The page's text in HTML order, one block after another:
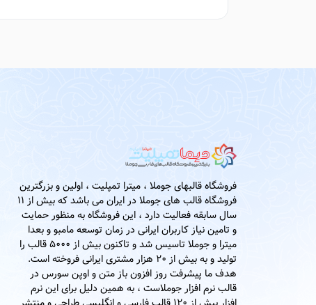
فروشگاه قالبهای جوملا ، میترا تمپلیت ، اولین و بزرگترین
فروشگاه قالب های جوملا در ایران می باشد که بیش از 11
سال سابقه فعالیت دارد ، این فروشگاه به منظور حمایت
و تامین نیاز کاربران ایرانی در زمان توسعه مامبو و بعدا
میترا و جوملا تاسیس شد و تاکنون بیش از 5000 قالب را
تولید و به بیش از 20 هزار مشتری ایرانی فروخته است.
هدف ما پیشرفت روز افزون باز متن و اوپن سورس در
قالب نرم افزار جوملاست ، به همین دلیل برای این نرم